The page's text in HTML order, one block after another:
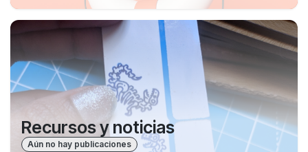
Recursos y noticias
Aún no hay publicaciones